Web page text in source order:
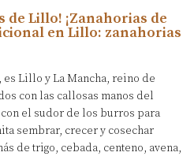
de Lillo! ¡Zanahorias de
en Lillo: zanahorias
es Lillo y La Mancha, reino de
con las callosas manos del
el sudor de los burros para
sembrar, crecer y cosechar
de trigo, cebada, centeno, avena,